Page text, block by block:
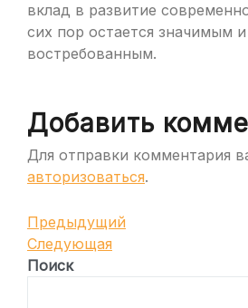
вклад в развитие
сих пор остается значимым и
востребованным.
Добавить
Для отправки комментария
авторизоваться.
Навигация
по
записям
Предыдущая
запись
Предыдущий
Следующая
запись
Следующая
Поиск